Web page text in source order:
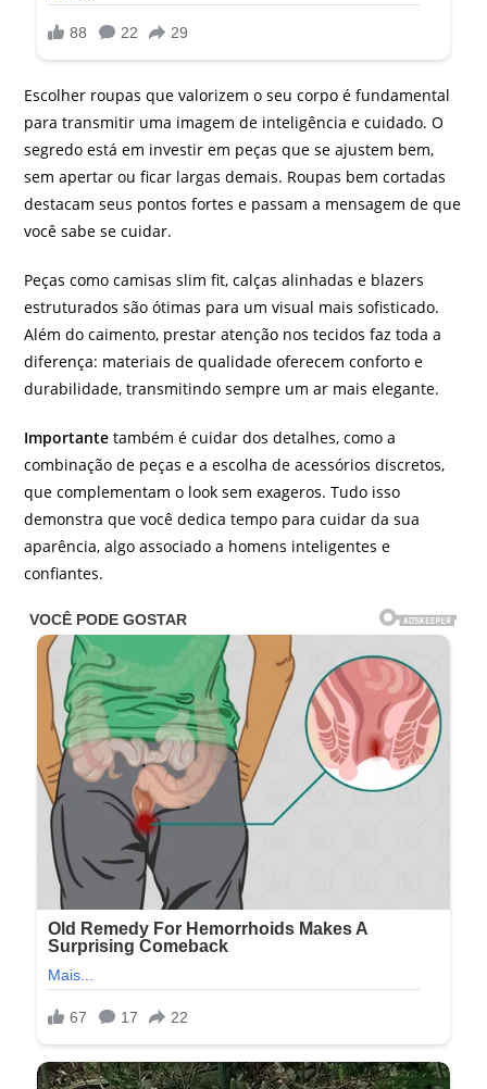
Escolher roupas que valorizem o seu corpo é fundamental
para transmitir uma imagem de inteligência e cuidado. O
segredo está em investir em peças que se ajustem bem,
sem apertar ou ficar largas demais. Roupas bem cortadas
destacam seus pontos fortes e passam a mensagem de que
você sabe se cuidar.
Peças como camisas slim fit, calças alinhadas e blazers
estruturados são ótimas para um visual mais sofisticado.
Além do caimento, prestar atenção nos tecidos faz toda a
diferença: materiais de qualidade oferecem conforto e
durabilidade, transmitindo sempre um ar mais elegante.
Importante também é cuidar dos detalhes, como a
combinação de peças e a escolha de acessórios discretos,
que complementam o look sem exageros. Tudo isso
demonstra que você dedica tempo para cuidar da sua
aparência, algo associado a homens inteligentes e
confiantes.